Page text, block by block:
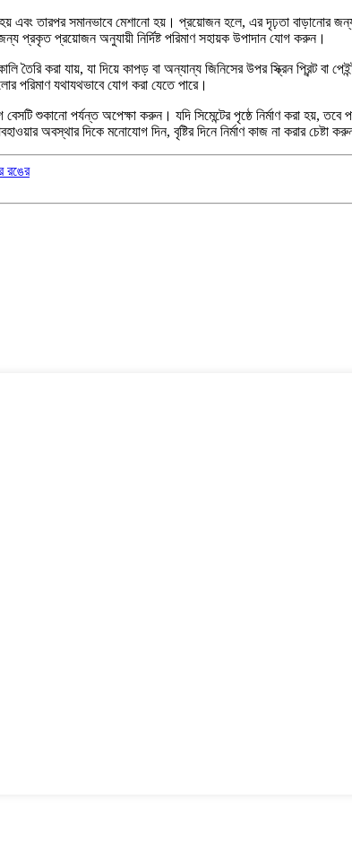
তারপর সমানভাবে মেশানো হয়। প্রয়োজন হলে, এর দৃঢ়তা বাড়ানোর জন্য
প্রকৃত প্রয়োজন অনুযায়ী নির্দিষ্ট পরিমাণ সহায়ক উপাদান যোগ করুন।
তৈরি করা যায়, যা দিয়ে কাপড় বা অন্যান্য জিনিসের উপর স্ক্রিন প্রিন্ট
পরিমাণ যথাযথভাবে যোগ করা যেতে পারে।
শুকানো পর্যন্ত অপেক্ষা করুন। যদি সিমেন্টের পৃষ্ঠে নির্মাণ করা হয়,
অবস্থার দিকে মনোযোগ দিন, বৃষ্টির দিনে নির্মাণ কাজ না করার চেষ্টা
রঙের